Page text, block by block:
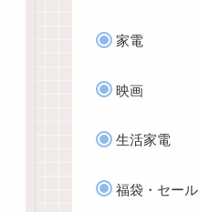
家電
映画
生活家電
福袋・セール